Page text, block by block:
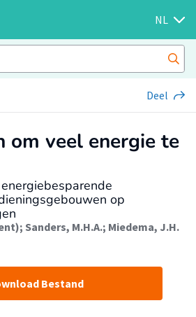
NL
Deel
om veel energie te
op
; Sanders, M.H.A.; Miedema, J.H.
Bestand